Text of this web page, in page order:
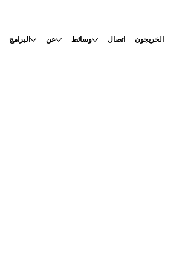
البرامج عن وسائط اتصال الخريجون